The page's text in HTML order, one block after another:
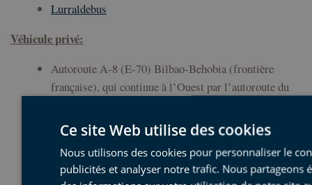
Lurraldebus
Véhicule privé:
Autoroute A-8 (E-70) Bilbao-Behobia (frontière
française), qui continue à l’Ouest par l’autoroute du
Asturies et qui traverse tout le territoire du Géoparc.
Autoroute AP-1 Eibar-Vitoria, qui relie l’A-8 à la N-1
en traversant le territoire du Géoparc.
Ce site Web utilise des cookies
Nous utilisons des cookies pour personnaliser le
publicités et analyser notre trafic. Nous partageons